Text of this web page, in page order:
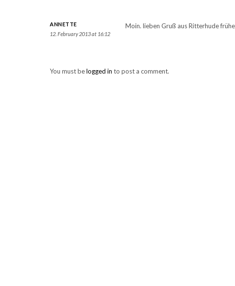
ANNETTE
12. February 2013 at 16:12
Moin. lieben Gruß aus Ritterhude
You must belogged in to post a comment.